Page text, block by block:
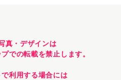
真・デザインは
での転載を禁止します。
利用する場合には